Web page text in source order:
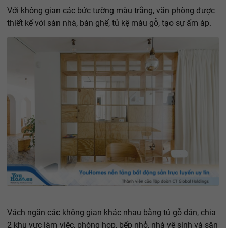
Với không gian các bức tường màu trắng, văn phòng được
thiết kế với sàn nhà, bàn ghế, tủ kệ màu gỗ, tạo sự ấm áp.
Vách ngăn các không gian khác nhau bằng tủ gỗ dán, chia
2 khu vực làm việc, phòng họp, bếp nhỏ, nhà vệ sinh và sân